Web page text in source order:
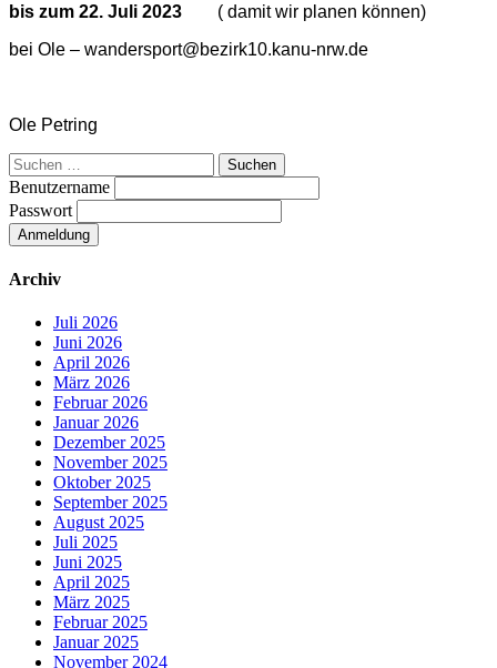
bis zum 22. Juli 2023 ( damit wir planen können)
bei Ole – wandersport@bezirk10.kanu-nrw.de
Ole Petring
Suchen
nach:
Benutzername
Passwort
Archiv
Juli 2026
Juni 2026
April 2026
März 2026
Februar 2026
Januar 2026
Dezember 2025
November 2025
Oktober 2025
September 2025
August 2025
Juli 2025
Juni 2025
April 2025
März 2025
Februar 2025
Januar 2025
November 2024